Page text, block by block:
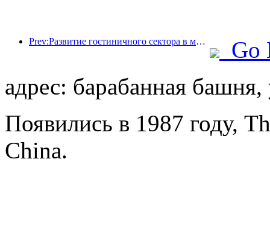
Prev:Развитие гостиничного сектора в мире в 2026 году: Шанхай занимает первое место по увеличению количества номеров.
Go
адрес: барабанная башня,
Появились в 1987 году,
China.